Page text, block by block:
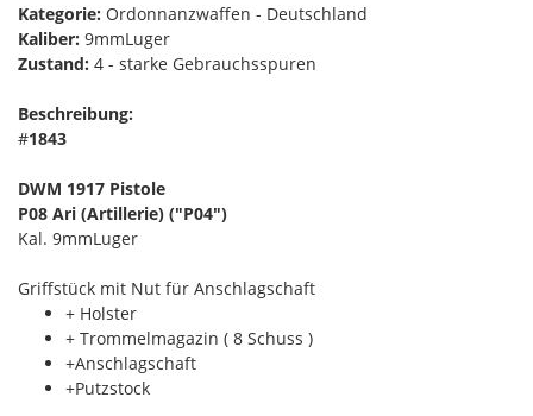
Kategorie: Ordonnanzwaffen - Deutschland
Kaliber: 9mmLuger
Zustand: 4 - starke Gebrauchsspuren
Beschreibung:
#1843
DWM 1917 Pistole
P08 Ari (Artillerie) ("P04")
Kal. 9mmLuger
Griffstück mit Nut für Anschlagschaft
+ Holster
+ Trommelmagazin ( 8 Schuss )
+Anschlagschaft
+Putzstock